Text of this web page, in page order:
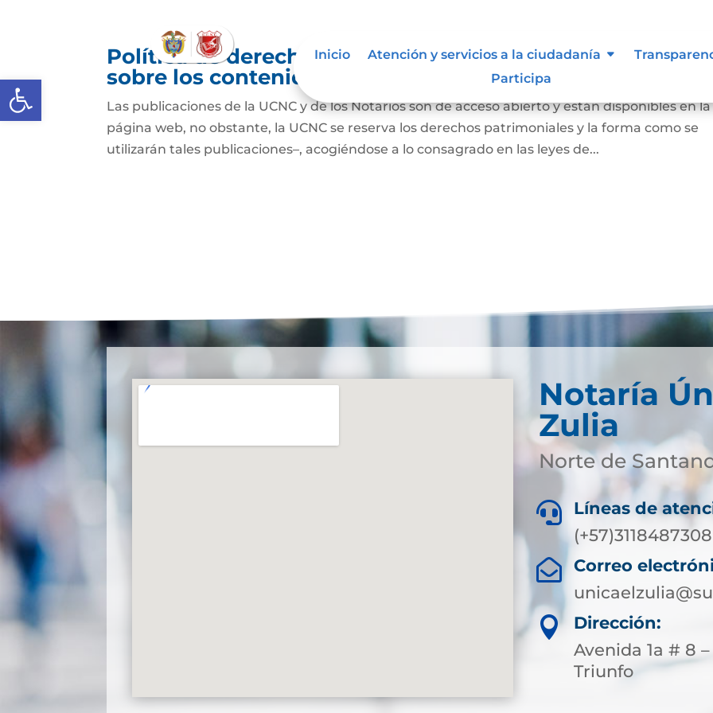
Abrir barra de herramientas
Inicio Atención y servicios a la ciudadanía
Participa
Política de derechos de autor y/o autorización de uso
sobre los contenidos
Las publicaciones de la UCNC y de los Notarios son de acceso abierto y están disponibles en la
página web, no obstante, la UCNC se reserva los derechos patrimoniales y la forma como se
utilizarán tales publicaciones–, acogiéndose a lo consagrado en las leyes de...
Notaría
Zulia
Norte de

Líneas de
(+57)3118487308

Correo

Dirección:
Avenida 1a # 8
Triunfo